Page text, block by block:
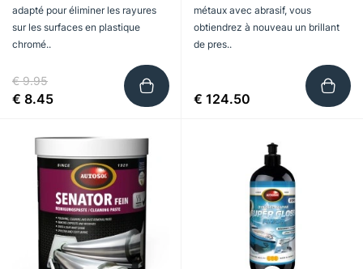
adapté pour éliminer les rayures
sur les surfaces en plastique
chromé..
€ 9.95
€ 8.45
métaux avec abrasif, vous
obtiendrez à nouveau un brillant
de pres..
€ 124.50